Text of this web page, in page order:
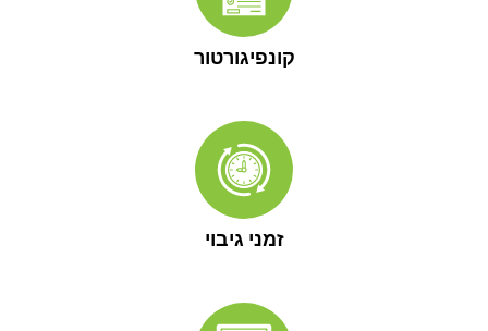
קונפיגורטור
זמני גיבוי